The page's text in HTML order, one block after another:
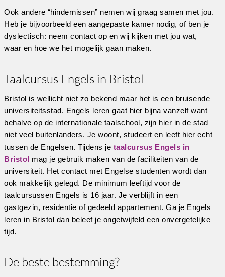
Ook andere “hindernissen” nemen wij graag samen met jou.
Heb je bijvoorbeeld een aangepaste kamer nodig, of ben je
dyslectisch: neem contact op en wij kijken met jou wat,
waar en hoe we het mogelijk gaan maken.
Taalcursus Engels in Bristol
Bristol is wellicht niet zo bekend maar het is een bruisende
universiteitsstad. Engels leren gaat hier bijna vanzelf want
behalve op de internationale taalschool, zijn hier in de stad
niet veel buitenlanders. Je woont, studeert en leeft hier echt
tussen de Engelsen. Tijdens je taalcursus Engels in
Bristol mag je gebruik maken van de faciliteiten van de
universiteit. Het contact met Engelse studenten wordt dan
ook makkelijk gelegd. De minimum leeftijd voor de
taalcursussen Engels is 16 jaar. Je verblijft in een
gastgezin, residentie of gedeeld appartement. Ga je Engels
leren in Bristol dan beleef je ongetwijfeld een onvergetelijke
tijd.
De beste bestemming?